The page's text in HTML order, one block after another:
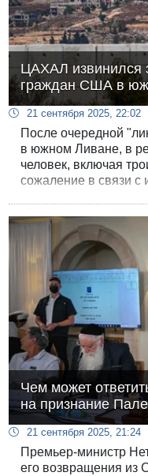
ЦАХАЛ извинился
граждан США в
21 сентября 2025, 22:02
После очередной
в южном Ливане, в
человек, включая
сожаление в связи с
Чем может
на признание
21 сентября 2025, 21:24
Премьер-министр
его возвращения из